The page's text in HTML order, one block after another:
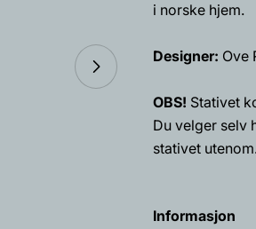
i norske hjem.
Designer: Ove
OBS! Stativet
Du velger selv
stativet
Informasjon